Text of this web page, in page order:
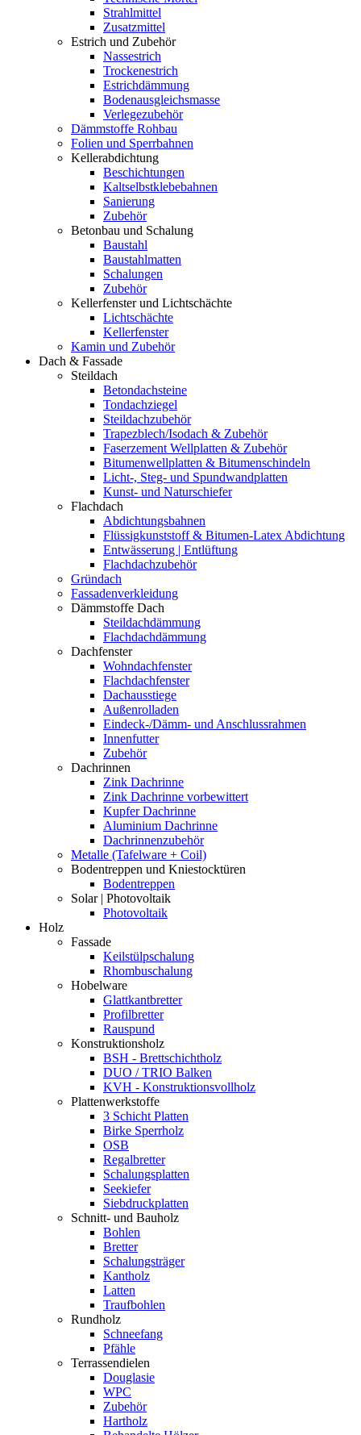
Strahlmittel
Zusatzmittel
Estrich und Zubehör
Nassestrich
Trockenestrich
Estrichdämmung
Bodenausgleichsmasse
Verlegezubehör
Dämmstoffe Rohbau
Folien und Sperrbahnen
Kellerabdichtung
Beschichtungen
Kaltselbstklebebahnen
Sanierung
Zubehör
Betonbau und Schalung
Baustahl
Baustahlmatten
Schalungen
Zubehör
Kellerfenster und Lichtschächte
Lichtschächte
Kellerfenster
Kamin und Zubehör
Dach & Fassade
Steildach
Betondachsteine
Tondachziegel
Steildachzubehör
Trapezblech/Isodach & Zubehör
Faserzement Wellplatten & Zubehör
Bitumenwellplatten & Bitumenschindeln
Licht-, Steg- und Spundwandplatten
Kunst- und Naturschiefer
Flachdach
Abdichtungsbahnen
Flüssigkunststoff & Bitumen-Latex Abdichtung
Entwässerung | Entlüftung
Flachdachzubehör
Gründach
Fassadenverkleidung
Dämmstoffe Dach
Steildachdämmung
Flachdachdämmung
Dachfenster
Wohndachfenster
Flachdachfenster
Dachausstiege
Außenrolladen
Eindeck-/Dämm- und Anschlussrahmen
Innenfutter
Zubehör
Dachrinnen
Zink Dachrinne
Zink Dachrinne vorbewittert
Kupfer Dachrinne
Aluminium Dachrinne
Dachrinnenzubehör
Metalle (Tafelware + Coil)
Bodentreppen und Kniestocktüren
Bodentreppen
Solar | Photovoltaik
Photovoltaik
Holz
Fassade
Keilstülpschalung
Rhombuschalung
Hobelware
Glattkantbretter
Profilbretter
Rauspund
Konstruktionsholz
BSH - Brettschichtholz
DUO / TRIO Balken
KVH - Konstruktionsvollholz
Plattenwerkstoffe
3 Schicht Platten
Birke Sperrholz
OSB
Regalbretter
Schalungsplatten
Seekiefer
Siebdruckplatten
Schnitt- und Bauholz
Bohlen
Bretter
Schalungsträger
Kantholz
Latten
Traufbohlen
Rundholz
Schneefang
Pfähle
Terrassendielen
Douglasie
WPC
Zubehör
Hartholz